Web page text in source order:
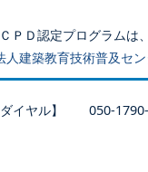
ＰＤ認定プログラムは
人建築教育技術普及セ
ダイヤル】 050-